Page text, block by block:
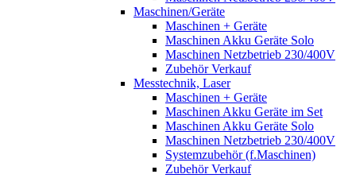
Maschinen/Geräte
Maschinen + Geräte
Maschinen Akku Geräte Solo
Maschinen Netzbetrieb 230/400V
Zubehör Verkauf
Messtechnik, Laser
Maschinen + Geräte
Maschinen Akku Geräte im Set
Maschinen Akku Geräte Solo
Maschinen Netzbetrieb 230/400V
Systemzubehör (f.Maschinen)
Zubehör Verkauf